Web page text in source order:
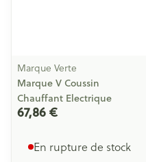
Marque Verte
Marque V Coussin
Chauffant Electrique
67,86 €
En rupture de stock